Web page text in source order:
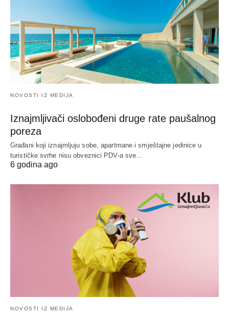
NOVOSTI IZ MEDIJA
Iznajmljivači oslobođeni druge rate paušalnog
poreza
Građani koji iznajmljuju sobe, apartmane i smještajne jedinice u
turističke svrhe nisu obveznici PDV-a sve…
6 godina ago
NOVOSTI IZ MEDIJA